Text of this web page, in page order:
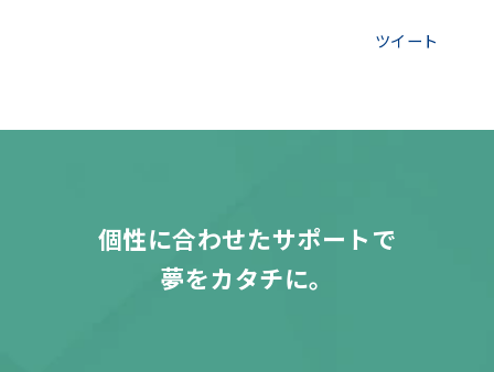
ツイート
個性に合わせたサポートで
夢をカタチに。